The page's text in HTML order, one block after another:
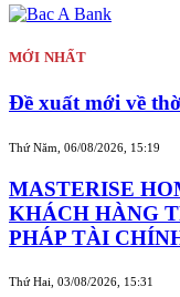
MỚI NHẤT
Đề xuất mới về
Thứ Năm, 06/08/2026, 15:19
MASTERISE
KHÁCH HÀNG
PHÁP TÀI
Thứ Hai, 03/08/2026, 15:31